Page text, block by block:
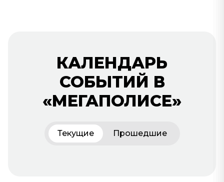
КАЛЕНДАРЬ
СОБЫТИЙ В
«МЕГАПОЛИСЕ»
Текущие Прошедшие